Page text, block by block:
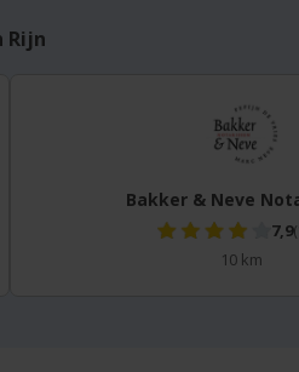
Rijn
Bakker & Neve
7,9
10 km